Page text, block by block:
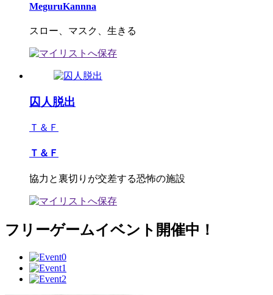
MeguruKannna
スロー、マスク、生きる
囚人脱出
Ｔ＆Ｆ
Ｔ＆Ｆ
協力と裏切りが交差する恐怖の施設
フリーゲームイベント開催中！